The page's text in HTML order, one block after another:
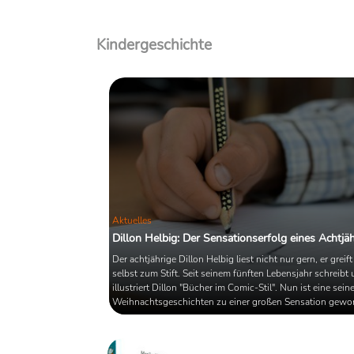
Kindergeschichte
Aktuelles
Dillon Helbig: Der Sensationserfolg eines
Der achtjährige Dillon Helbig liest nicht nur gern, er
selbst zum Stift. Seit seinem fünften Lebensjahr schreibt
illustriert Dillon "Bücher im Comic-Stil". Nun ist eine
Weihnachtsgeschichten zu einer großen Sensation
beginnt mit den Worten "ONE Day in wintertr it wus
Dillon Helbigs zeigt, dass es ab und an nicht schadet,